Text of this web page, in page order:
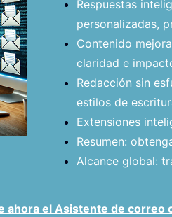
Respuestas
personalizadas,
Contenido
claridad e
Redacción sin
estilos de
Extensiones
Resumen:
Alcance global:
ahora el Asistente de correo